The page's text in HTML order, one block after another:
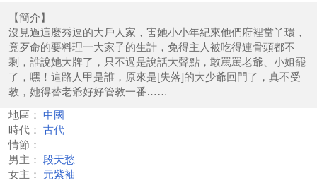
【簡介】
沒見過這麼秀逗的大戶人家，害她小小年紀來他們府裡當丫環，
竟歹命的要料理一大家子的生計，免得主人被吃得連骨頭都不
剩，誰說她大牌了，只不過是說話大聲點，敢罵罵老爺、小姐罷
了，嘿！這路人甲是誰，原來是[失落]的大少爺回門了，真不受
教，她得替老爺好好管教一番……
地區：
中國
時代：
古代
情節：
男主：
段天愁
女主：
元紫袖